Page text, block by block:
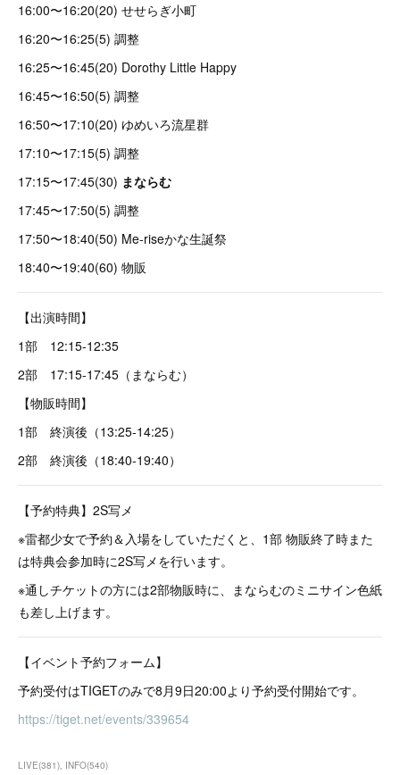
16:00〜16:20(20) せせらぎ小町
16:20〜16:25(5) 調整
16:25〜16:45(20) Dorothy Little Happy
16:45〜16:50(5) 調整
16:50〜17:10(20) ゆめいろ流星群
17:10〜17:15(5) 調整
17:15〜17:45(30) まならむ
17:45〜17:50(5) 調整
17:50〜18:40(50) Me-riseかな生誕祭
18:40〜19:40(60) 物販
【出演時間】
1部 12:15-12:35
2部 17:15-17:45（まならむ）
【物販時間】
1部 終演後（13:25-14:25）
2部 終演後（18:40-19:40）
【予約特典】2S写メ
※雷都少女で予約＆入場をしていただくと、1部 物販終了時また
は特典会参加時に2S写メを行います。
※通しチケットの方には2部物販時に、まならむのミニサイン色紙
も差し上げます。
【イベント予約フォーム】
予約受付はTIGETのみで8月9日20:00より予約受付開始です。
https://tiget.net/events/339654
LIVE(381) INFO(540)